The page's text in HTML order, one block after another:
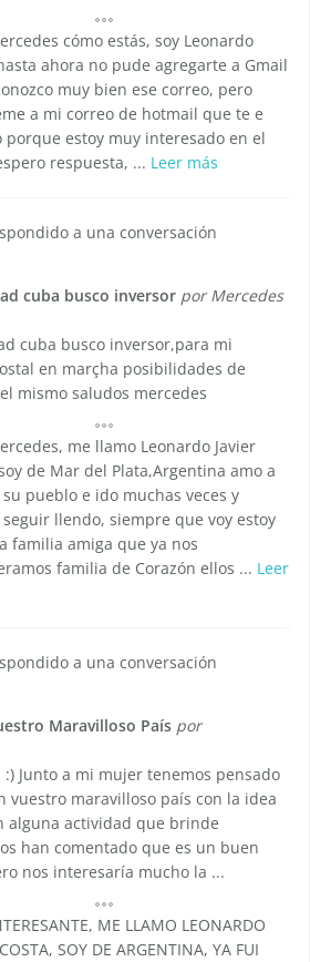
cómo estás, soy Leonardo
ahora no pude agregarte a Gmail
muy bien ese correo, pero
a mi correo de hotmail que te e
porque estoy muy interesado en el
respuesta, ... Leer más
a una conversación
cuba busco inversor por Mercedes
cuba busco inversor,para mi
en marçha posibilidades de
mismo saludos mercedes
me llamo Leonardo Javier
de Mar del Plata,Argentina amo a
su pueblo e ido muchas veces y
llendo, siempre que voy estoy
familia amiga que ya nos
familia de Corazón ellos ... Leer
a una conversación
Maravilloso País por
:) Junto a mi mujer tenemos pensado
vuestro maravilloso país con la idea
alguna actividad que brinde
han comentado que es un buen
nos interesaría mucho la ...
ME LLAMO LEONARDO
SOY DE ARGENTINA, YA FUI